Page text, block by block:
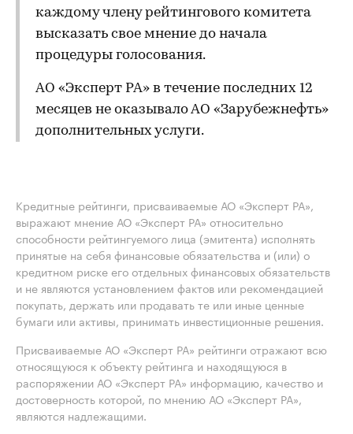
каждому члену рейтингового комитета
высказать свое мнение до начала
процедуры голосования.
АО «Эксперт РА» в течение последних 12
месяцев не оказывало АО «Зарубежнефть»
дополнительных услуги.
Кредитные рейтинги, присваиваемые АО «Эксперт РА»,
выражают мнение АО «Эксперт РА» относительно
способности рейтингуемого лица (эмитента) исполнять
принятые на себя финансовые обязательства и (или) о
кредитном риске его отдельных финансовых обязательств
и не являются установлением фактов или рекомендацией
покупать, держать или продавать те или иные ценные
бумаги или активы, принимать инвестиционные решения.
Присваиваемые АО «Эксперт РА» рейтинги отражают всю
относящуюся к объекту рейтинга и находящуюся в
распоряжении АО «Эксперт РА» информацию, качество и
достоверность которой, по мнению АО «Эксперт РА»,
являются надлежащими.